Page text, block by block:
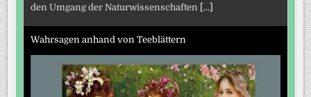
den Umgang der Naturwissenschaften [...]
Wahrsagen anhand von Teeblättern